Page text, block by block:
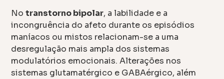
Notranstorno bipolar, a labilidade e a
incongruência do afeto durante os episódios
maníacos ou mistos relacionam-se a uma
desregulação mais ampla dos sistemas
modulatórios emocionais. Alterações nos
sistemas glutamatérgico e GABAérgico, além